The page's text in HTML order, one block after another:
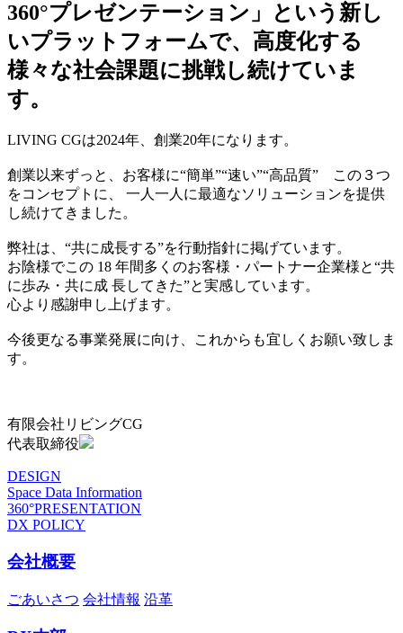
360°プレゼンテーション」という新し
いプラットフォームで、高度化する
様々な社会課題に挑戦し続けていま
す。
LIVING CGは2024年、創業20年になります。
創業以来ずっと、お客様に“簡単”“速い”“高品質” この３つ
をコンセプトに、 一人一人に最適なソリューションを提供
し続けてきました。
弊社は、“共に成長する”を行動指針に掲げています。
お陰様でこの 18 年間多くのお客様・パートナー企業様と“共
に歩み・共に成 長してきた”と実感しています。
心より感謝申し上げます。
今後更なる事業発展に向け、これからも宜しくお願い致しま
す。
有限会社リビングCG
代表取締役
DESIGN
Space Data Information
360°PRESENTATION
DX POLICY
会社概要
ごあいさつ 会社情報 沿革